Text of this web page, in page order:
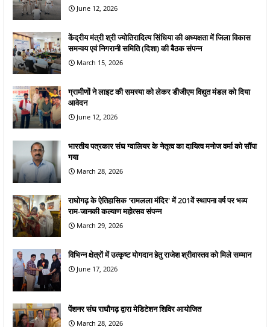
June 12, 2026
केंद्रीय मंत्री श्री ज्योतिरादित्य सिंधिया की अध्यक्षता में जिला विकास
समन्वय एवं निगरानी समिति (दिशा) की बैठक संपन्न
March 15, 2026
ग्रामीणों ने लाइट की समस्या को लेकर डीजीएम विद्युत मंडल को दिया
आवेदन
June 12, 2026
भारतीय पत्रकार संघ ग्वालियर के नेतृत्व का दायित्व मनोज वर्मा को सौंपा
गया
March 28, 2026
राघोगढ़ के ऐतिहासिक 'रामलला मंदिर' में 201वें स्थापना वर्ष पर भव्य
राम-जानकी कल्याण महोत्सव संपन्न
March 29, 2026
विभिन्न क्षेत्रों में उत्कृष्ट योगदान हेतु राजेश श्रीवास्तव को मिले सम्मान
June 17, 2026
पेंशनर संघ राघौगढ़ द्वारा मेडिटेशन शिविर आयोजित
March 28, 2026